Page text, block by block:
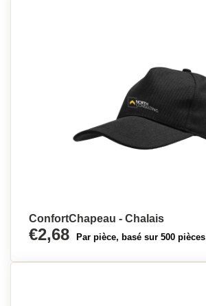
ConfortChapeau - Chalais
€2,68 Par pièce, basé sur 500 pièces